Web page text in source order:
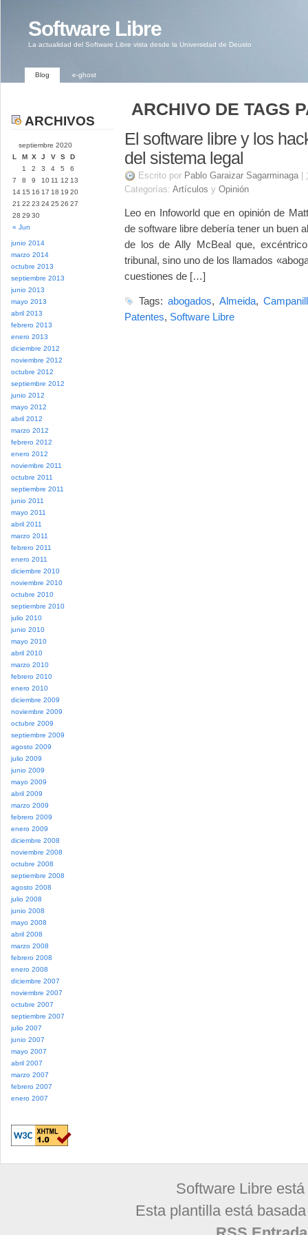
Software Libre
La actualidad del Software Libre vista desde la Universidad de Deusto
Blog e-ghost
ARCHIVOS
septiembre 2020
L
M X J V S D
« Jun
1 2 3 4 5
6
7
8 9 10 11 12 13
14 15 16 17 18 19 20
21 22 23 2425 26 27
28 29 30
junio 2014
marzo 2014
octubre 2013
septiembre 2013
junio 2013
mayo 2013
abril 2013
febrero 2013
enero 2013
diciembre 2012
noviembre 2012
octubre 2012
septiembre 2012
junio 2012
mayo 2012
abril 2012
marzo 2012
febrero 2012
enero 2012
noviembre 2011
octubre 2011
septiembre 2011
junio 2011
mayo 2011
abril 2011
marzo 2011
febrero 2011
enero 2011
diciembre 2010
noviembre 2010
octubre 2010
septiembre 2010
julio 2010
junio 2010
mayo 2010
abril 2010
marzo 2010
febrero 2010
enero 2010
diciembre 2009
noviembre 2009
octubre 2009
septiembre 2009
agosto 2009
julio 2009
junio 2009
mayo 2009
abril 2009
marzo 2009
febrero 2009
enero 2009
diciembre 2008
noviembre 2008
octubre 2008
septiembre 2008
agosto 2008
julio 2008
junio 2008
mayo 2008
abril 2008
marzo 2008
febrero 2008
enero 2008
diciembre 2007
noviembre 2007
octubre 2007
septiembre 2007
julio 2007
junio 2007
mayo 2007
abril 2007
marzo 2007
febrero 2007
enero 2007
ARCHIVO DE TAGS
El software libre y los
del sistema legal
Escrito por Pablo Garaizar Sagarminaga
Categorías: Artículos y Opinión
Leo en Infoworld que en opinión de
de software libre debería tener un buen
de los de Ally McBeal que,
tribunal, sino uno de los llamados
cuestiones de […]
Tags:abogados, Almeida,
Patentes, Software Libre
Software Libre
Esta plantilla está